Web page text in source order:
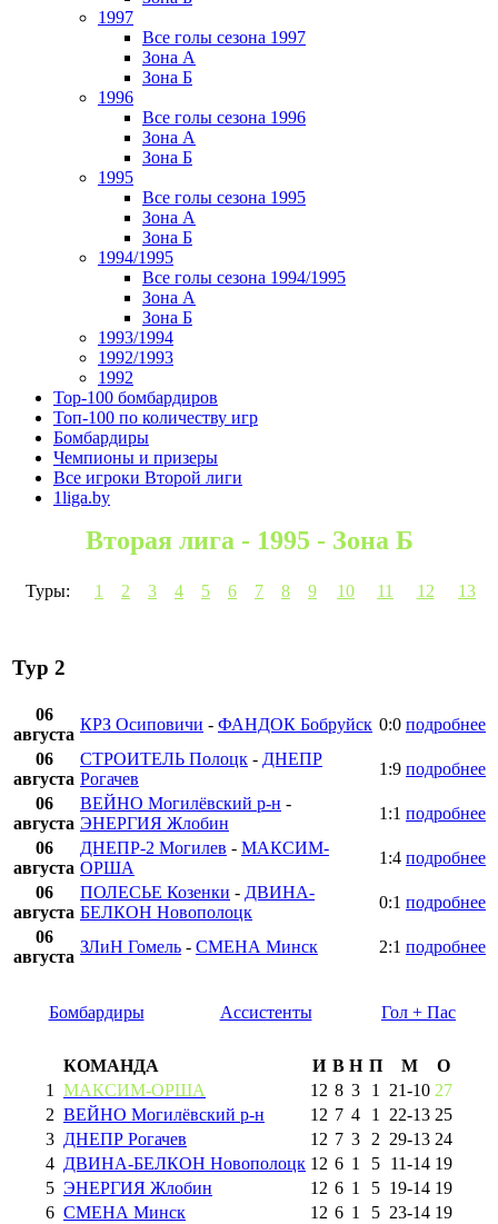
1997
Все голы сезона 1997
Зона А
Зона Б
1996
Все голы сезона 1996
Зона А
Зона Б
1995
Все голы сезона 1995
Зона А
Зона Б
1994/1995
Все голы сезона 1994/1995
Зона А
Зона Б
1993/1994
1992/1993
1992
Top-100 бомбардиров
Топ-100 по количеству игр
Бомбардиры
Чемпионы и призеры
Все игроки Второй лиги
1liga.by
Вторая лига - 1995 - Зона Б
Туры: 1 2 3 4 5 6 7 8 9 10 11 12 13
Тур 2
06
августа
КРЗ Осиповичи - ФАНДОК Бобруйск 0:0 подробнее
06
августа
СТРОИТЕЛЬ Полоцк - ДНЕПР
Рогачев
1:9 подробнее
06
августа
ВЕЙНО Могилёвский р-н -
ЭНЕРГИЯ Жлобин
1:1 подробнее
06
августа
ДНЕПР-2 Могилев - МАКСИМ-
ОРША
1:4 подробнее
06
августа
ПОЛЕСЬЕ Козенки - ДВИНА-
БЕЛКОН Новополоцк
0:1 подробнее
06
августа
ЗЛиН Гомель - СМЕНА Минск 2:1 подробнее
Бомбардиры Ассистенты Гол + Пас
КОМАНДА И В Н П М
О
1
МАКСИМ-ОРША 12 8 3 1 21-10 27
2 ВЕЙНО Могилёвский р-н 12 7 4 1 22-13 25
3 ДНЕПР Рогачев 12 7 3 2 29-13 24
4 ДВИНА-БЕЛКОН Новополоцк 12 6 1 5 11-14 19
5 ЭНЕРГИЯ Жлобин 12 6 1 5 19-14 19
6 СМЕНА Минск 12 6 1 5 23-14 19